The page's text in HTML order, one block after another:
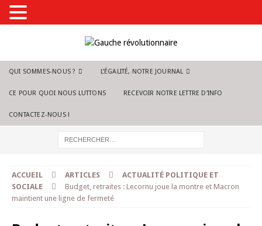
QUI SOMMES-NOUS ? L’ÉGALITÉ, NOTRE JOURNAL
CE POUR QUOI NOUS LUTTONS RECEVOIR NOTRE LETTRE D’INFO
CONTACTEZ-NOUS !
ACCUEIL ARTICLES
ACTUALITÉ POLITIQUE ET
SOCIALE
Budget, retraites : Lecornu joue la montre et Macron
maintient une ligne de fermeté